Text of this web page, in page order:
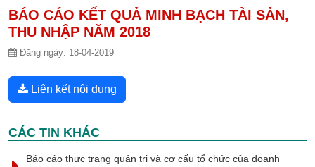
BÁO CÁO KẾT QUẢ MINH BẠCH TÀI SẢN,
THU NHẬP NĂM 2018
Đăng ngày: 18-04-2019
Liên kết nội dung
CÁC TIN KHÁC
Báo cáo thực trạng quản trị và cơ cấu tổ chức của doanh